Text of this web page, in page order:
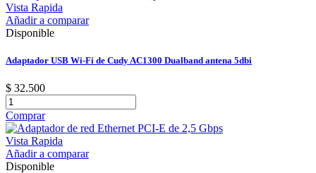
Vista Rapida
Añadir a comparar
Disponible
Adaptador USB Wi-Fi de Cudy AC1300 Dualband antena 5dbi
$ 32.500
Comprar
Vista Rapida
Añadir a comparar
Disponible